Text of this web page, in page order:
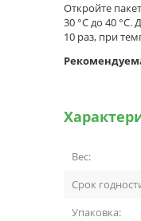
Откройте
30 °C до 40
10 раз, при
Вес:
Срок
Упаковка: